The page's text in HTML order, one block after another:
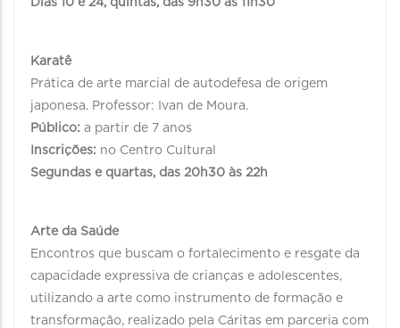
Dias 10 e 24, quintas, das 9h30 às 11h30
Karatê
Prática de arte marcial de autodefesa de origem
japonesa. Professor: Ivan de Moura.
Público: a partir de 7 anos
Inscrições: no Centro Cultural
Segundas e quartas, das 20h30 às 22h
Arte da Saúde
Encontros que buscam o fortalecimento e resgate da
capacidade expressiva de crianças e adolescentes,
utilizando a arte como instrumento de formação e
transformação, realizado pela Cáritas em parceria com